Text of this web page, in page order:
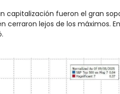
capitalización fueron el gran
cerraron lejos de los máximos. En